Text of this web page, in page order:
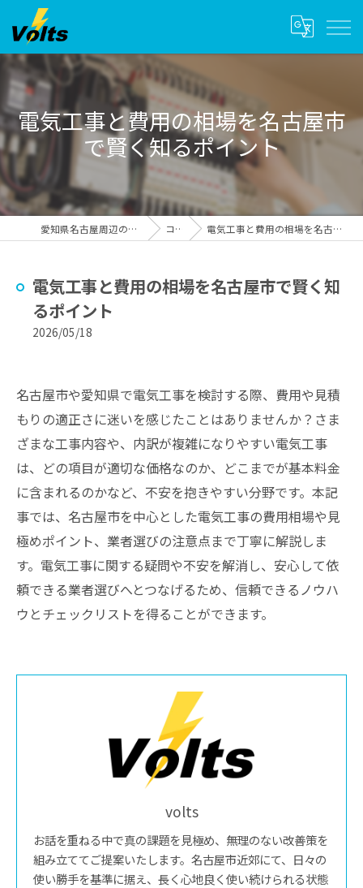
電気工事と費用の相場を名古屋市
で賢く知るポイント
愛知県名古屋周辺の電気工事ならvolts コラム 電気工事と費用の相場を名古屋市で賢く知るポイント
電気工事と費用の相場を名古屋市で賢く知
るポイント
2026/05/18
名古屋市や愛知県で電気工事を検討する際、費用や見積
もりの適正さに迷いを感じたことはありませんか？さま
ざまな工事内容や、内訳が複雑になりやすい電気工事
は、どの項目が適切な価格なのか、どこまでが基本料金
に含まれるのかなど、不安を抱きやすい分野です。本記
事では、名古屋市を中心とした電気工事の費用相場や見
極めポイント、業者選びの注意点まで丁寧に解説しま
す。電気工事に関する疑問や不安を解消し、安心して依
頼できる業者選びへとつなげるため、信頼できるノウハ
ウとチェックリストを得ることができます。
volts
お話を重ねる中で真の課題を見極め、無理のない改善策を
組み立ててご提案いたします。名古屋市近郊にて、日々の
使い勝手を基準に据え、長く心地良く使い続けられる状態